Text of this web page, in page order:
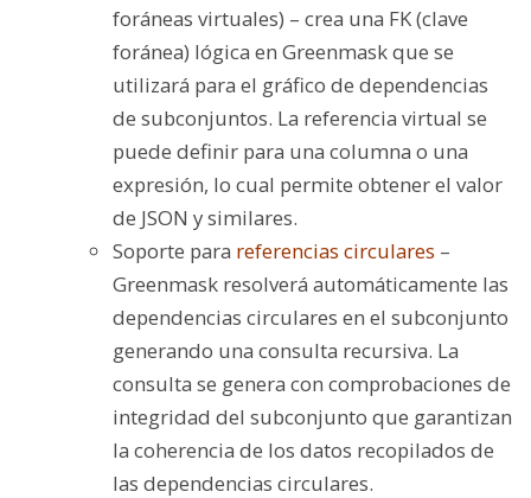
foráneas virtuales) – crea una FK (clave
foránea) lógica en Greenmask que se
utilizará para el gráfico de dependencias
de subconjuntos. La referencia virtual se
puede definir para una columna o una
expresión, lo cual permite obtener el valor
de JSON y similares.
Soporte para referencias circulares –
Greenmask resolverá automáticamente las
dependencias circulares en el subconjunto
generando una consulta recursiva. La
consulta se genera con comprobaciones de
integridad del subconjunto que garantizan
la coherencia de los datos recopilados de
las dependencias circulares.